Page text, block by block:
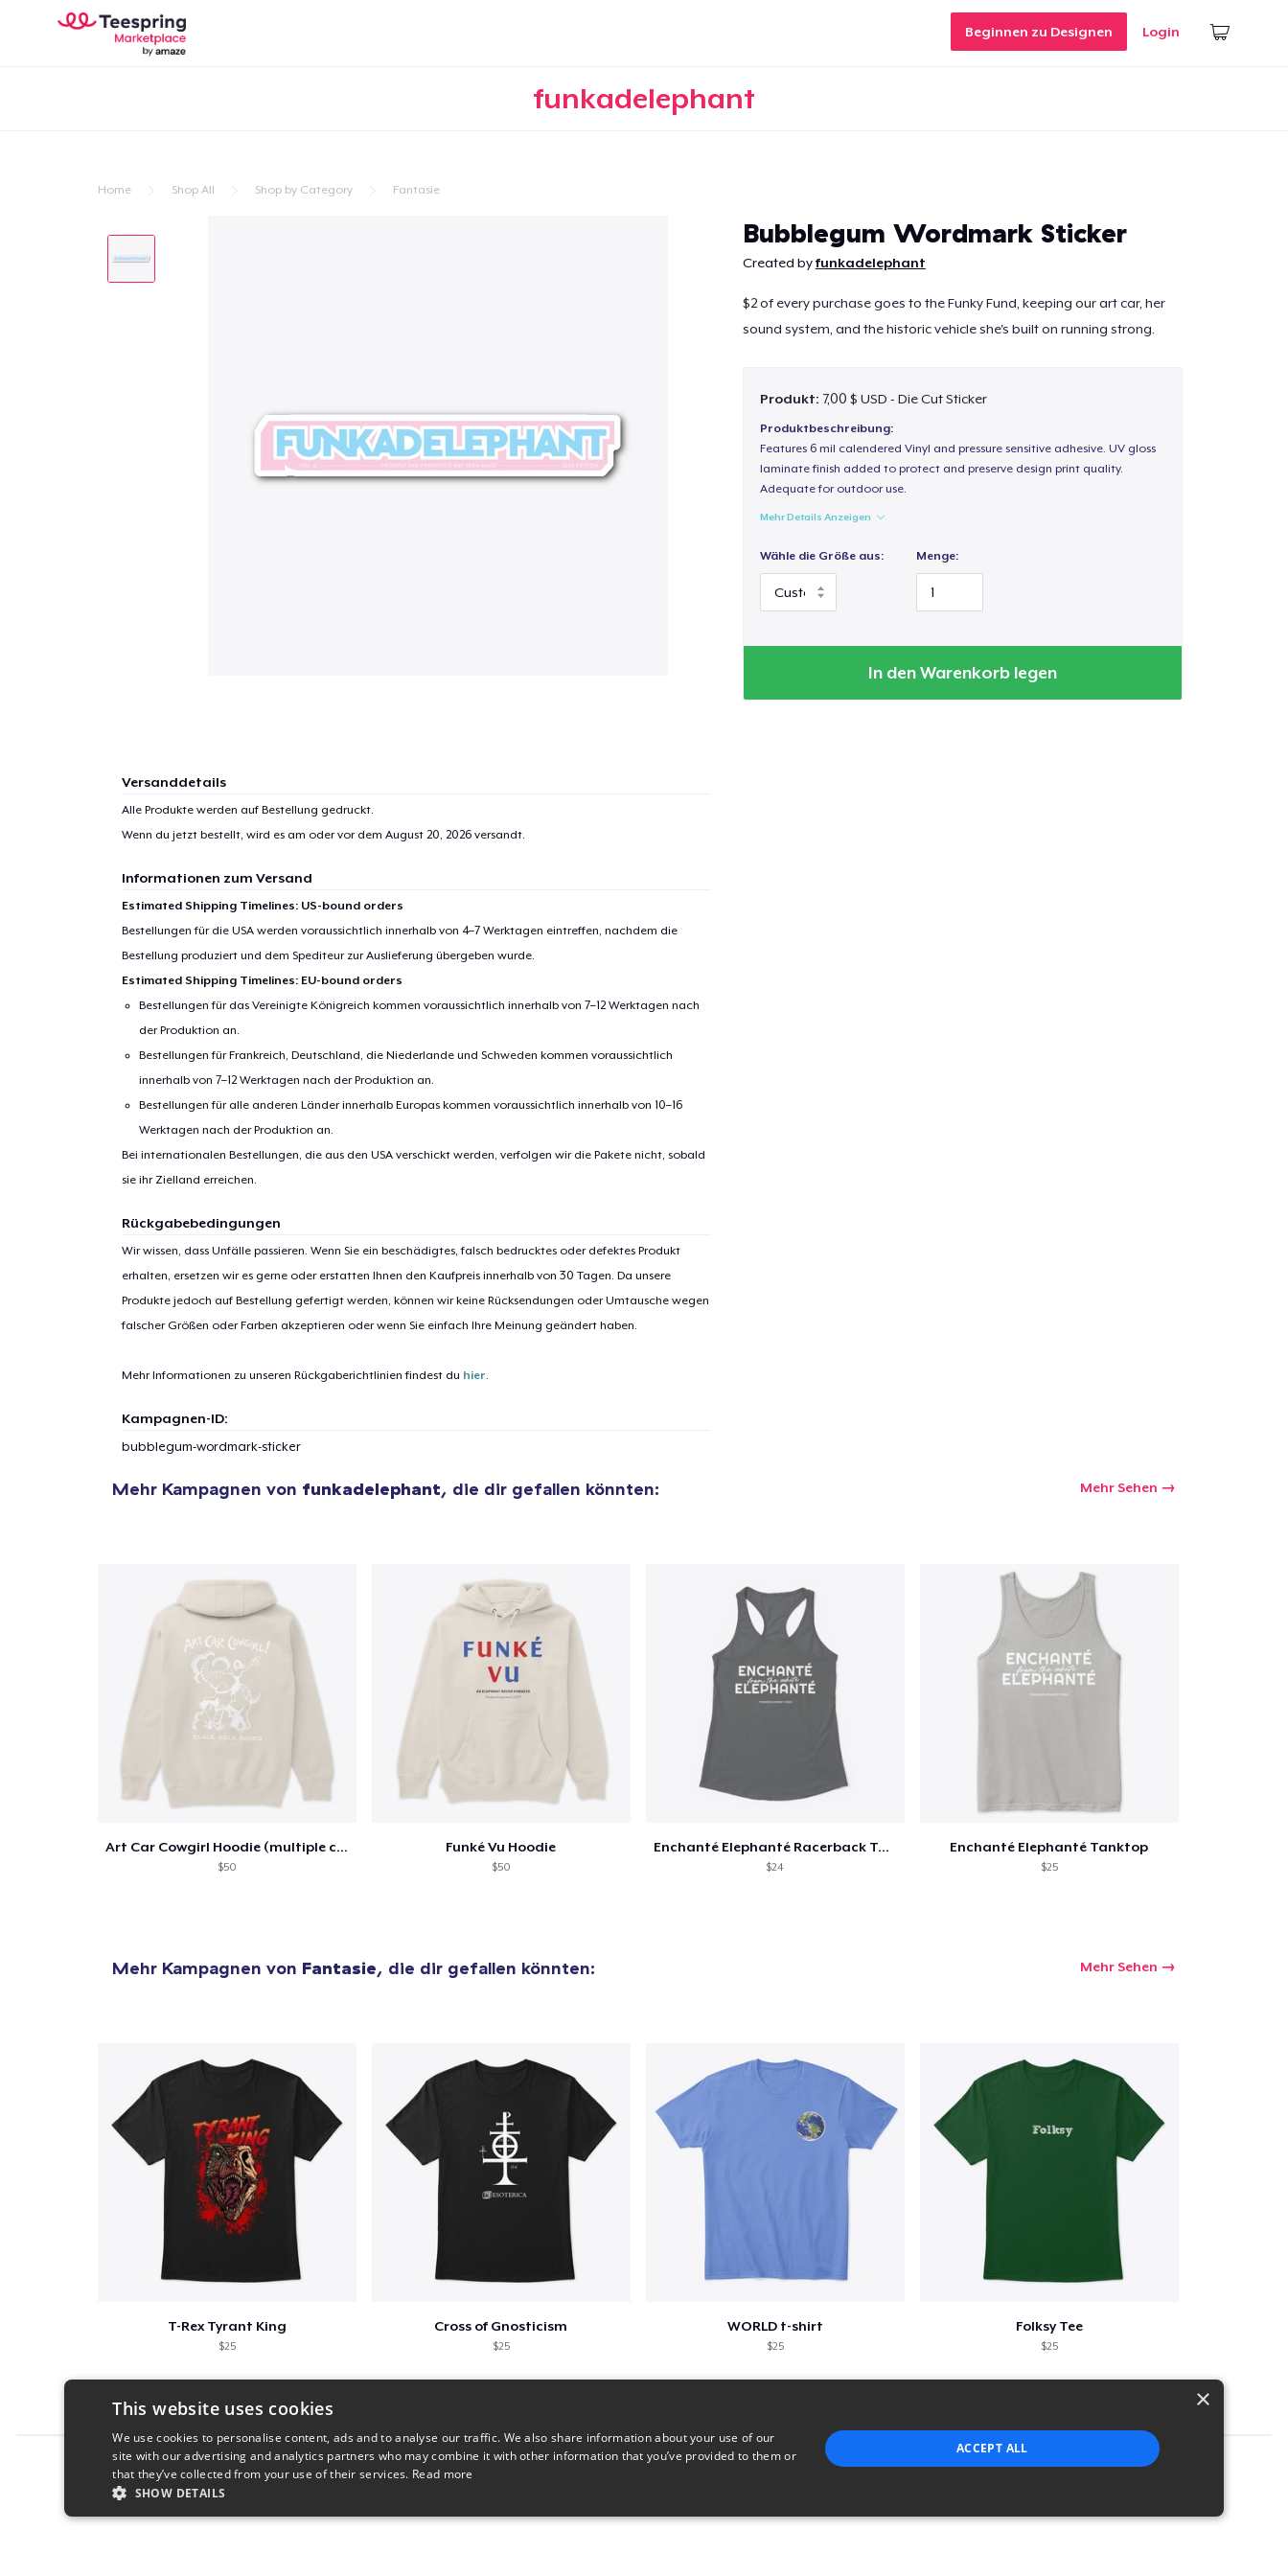
Beginnen zu Designen Login
funkadelephant
Home Shop All Shop by Category Fantasie
Bubblegum Wordmark Sticker
Created byfunkadelephant
$2 of every purchase goes to the Funky Fund, keeping our art car, her
sound system, and the historic vehicle she's built on running strong.
Produkt: 7,00 $ USD - Die Cut Sticker
Produktbeschreibung:
Features 6 mil calendered Vinyl and pressure sensitive adhesive. UV gloss
laminate finish added to protect and preserve design print quality.
Adequate for outdoor use.
Mehr Details Anzeigen
Wähle die Größe aus: Menge:
In den Warenkorb legen
Versanddetails
Alle Produkte werden auf Bestellung gedruckt.
Wenn du jetzt bestellt, wird es am oder vor dem August 20, 2026versandt.
Informationen zum Versand
Estimated Shipping Timelines: US-bound orders
Bestellungen für die USA werden voraussichtlich innerhalb von 4–7 Werktagen eintreffen, nachdem die
Bestellung produziert und dem Spediteur zur Auslieferung übergeben wurde.
Estimated Shipping Timelines: EU-bound orders
Bestellungen für das Vereinigte Königreich kommen voraussichtlich innerhalb von 7–12 Werktagen nach
der Produktion an.
Bestellungen für Frankreich, Deutschland, die Niederlande und Schweden kommen voraussichtlich
innerhalb von 7–12 Werktagen nach der Produktion an.
Bestellungen für alle anderen Länder innerhalb Europas kommen voraussichtlich innerhalb von 10–16
Werktagen nach der Produktion an.
Bei internationalen Bestellungen, die aus den USA verschickt werden, verfolgen wir die Pakete nicht, sobald
sie ihr Zielland erreichen.
Rückgabebedingungen
Wir wissen, dass Unfälle passieren. Wenn Sie ein beschädigtes, falsch bedrucktes oder defektes Produkt
erhalten, ersetzen wir es gerne oder erstatten Ihnen den Kaufpreis innerhalb von 30 Tagen. Da unsere
Produkte jedoch auf Bestellung gefertigt werden, können wir keine Rücksendungen oder Umtausche wegen
falscher Größen oder Farben akzeptieren oder wenn Sie einfach Ihre Meinung geändert haben.
Mehr Informationen zu unseren Rückgaberichtlinien findest du hier.
Kampagnen-ID:
bubblegum-wordmark-sticker
Mehr Kampagnen von funkadelephant, die dir gefallen könnten: Mehr Sehen
Art Car Cowgirl Hoodie (multiple colors)
$50
Funké Vu Hoodie
$50
Enchanté Elephanté Racerback Tanktop
$24
Enchanté Elephanté Tanktop
$25
Mehr Kampagnen von Fantasie, die dir gefallen könnten: Mehr Sehen
T-Rex Tyrant King
$25
Cross of Gnosticism
$25
WORLD t-shirt
$25
Folksy Tee
$25
Report this product
hinzugefügt
Zur Kasse gehen
×
This website uses cookies
We use cookies to personalise content, ads and to analyse our traffic. We also share information about your use of our
site with our advertising and analytics partners who may combine it with other information that you’ve provided to them or
that they’ve collected from your use of their services. Read more
SHOW DETAILS
ACCEPT ALL